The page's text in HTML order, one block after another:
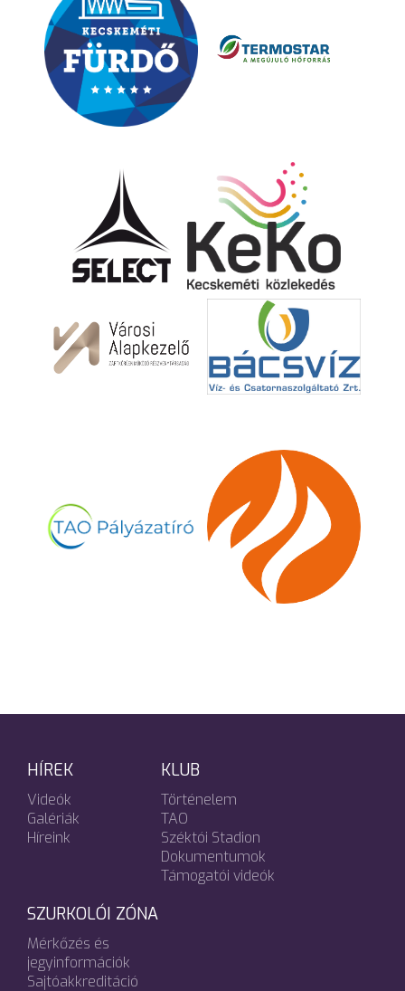
HÍREK
Videók
Galériák
Híreink
KLUB
Történelem
TAO
Széktói Stadion
Dokumentumok
Támogatói videók
SZURKOLÓI ZÓNA
Mérkőzés és
jegyinformációk
Sajtóakkreditáció